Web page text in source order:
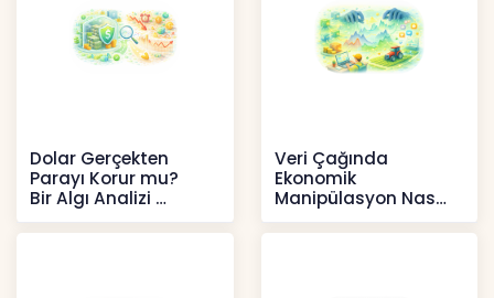
Dolar Gerçekten
Parayı Korur mu?
Bir Algı Analizi
İçerikler
Veri Çağında
Ekonomik
Manipülasyon Nasıl
Şekil Değiştirdi?
İçerikler